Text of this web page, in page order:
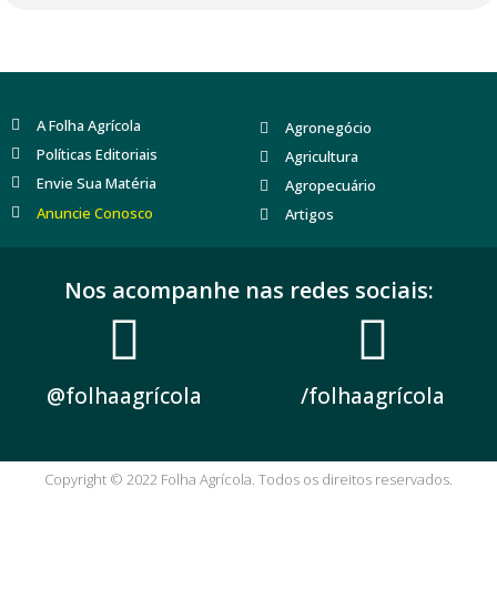
A Folha Agrícola
Políticas Editoriais
Envie Sua Matéria
Anuncie Conosco
Agronegócio
Agricultura
Agropecuário
Artigos
Nos acompanhe nas redes sociais:
@folhaagrícola /folhaagrícola
Copyright © 2022 Folha Agrícola. Todos os direitos reservados.